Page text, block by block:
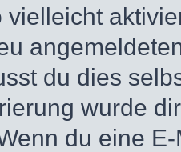
vielleicht
du dies
wurde
du eine